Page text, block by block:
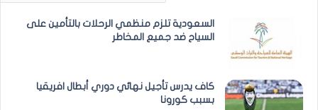
السعودية تلزم منظمي الرحلات بالتأمين على
السياح ضد جميع المخاطر
كاف يدرس تأجيل نهائي دوري أبطال افريقيا
بسبب كورونا